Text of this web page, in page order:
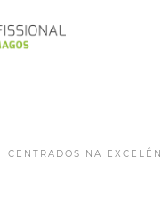
CENTRADOS NA